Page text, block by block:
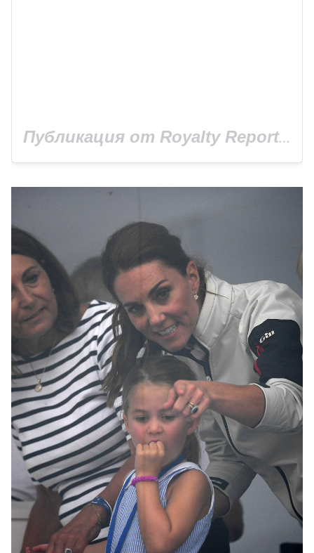
Публикация от Royalty Report (@royalty.report)